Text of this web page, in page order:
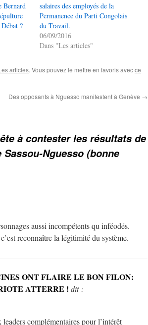
Bernard
?
salaires des employés de la
Permanence du Parti Congolais
du Travail.
06/09/2016
Dans "Les articles"
articles. Vous pouvez le mettre en favoris avecce
Des opposants à Nguesso manifestent à Genève →
à contester les résultats de
Nguesso (bonne
aussi incompétents qu inféodés.
reconnaître la légitimité du système.
ONT FLAIRE LE BON FILON:
ATTERRE ! dit :
complémentaires pour l’intérêt